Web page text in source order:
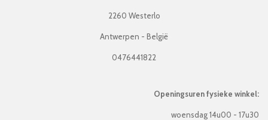
2260 Westerlo
Antwerpen - België
0476441822
Openingsuren fysieke winkel:
woensdag 14u00 - 17u30